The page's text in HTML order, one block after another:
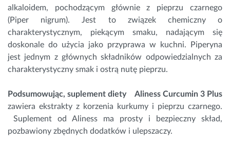
alkaloidem, pochodzącym głównie z pieprzu czarnego
(Piper nigrum). Jest to związek chemiczny o
charakterystycznym, piekącym smaku, nadającym się
doskonale do użycia jako przyprawa w kuchni. Piperyna
jest jednym z głównych składników odpowiedzialnych za
charakterystyczny smak i ostrą nutę pieprzu.
Podsumowując, suplement diety
Aliness Curcumin 3 Plus
zawiera ekstrakty z korzenia kurkumy i pieprzu czarnego.
Suplement od Aliness ma prosty i bezpieczny skład,
pozbawiony zbędnych dodatków i ulepszaczy.